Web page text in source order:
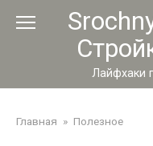
Лайфхаки
Главная » Полезное